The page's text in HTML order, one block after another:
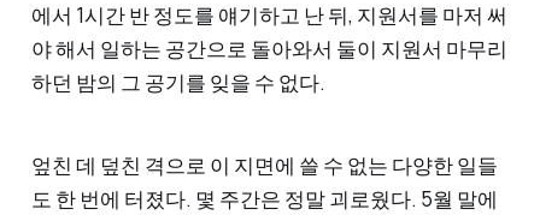
에서 1시간 반 정도를 얘기하고 난 뒤, 지원서를 마저 써
야 해서 일하는 공간으로 돌아와서 둘이 지원서 마무리
하던 밤의 그 공기를 잊을 수 없다.
엎친 데 덮친 격으로 이 지면에 쓸 수 없는 다양한 일들
도 한 번에 터졌다. 몇 주간은 정말 괴로웠다. 5월 말에